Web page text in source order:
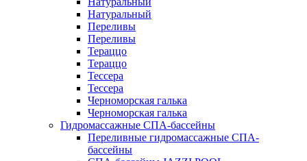
Натуральный
Переливы
Переливы
Тераццо
Тераццо
Тессера
Тессера
Черноморская галька
Черноморская галька
Гидромассажные СПА-бассейны
Переливные гидромассажные СПА-
бассейны